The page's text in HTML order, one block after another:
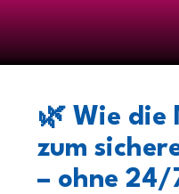
🌿 Wie die
zum
– ohne